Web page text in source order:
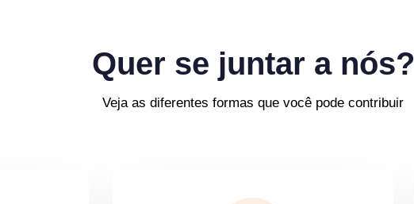
Quer se juntar a nós?
Veja as diferentes formas que você pode contribuir